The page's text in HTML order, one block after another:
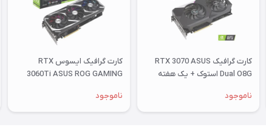
کارت گرافیک RTX 3070 ASUS
Dual O8G استوک + یک هفته
ناموجود
کارت گرافیک ایسوس RTX
3060Ti ASUS ROG GAMING
تست
ناموجود